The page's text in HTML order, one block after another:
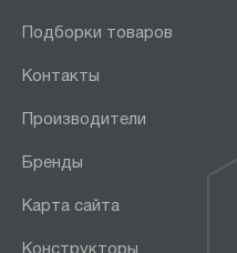
Подборки товаров
Контакты
Производители
Бренды
Карта сайта
Конструкторы